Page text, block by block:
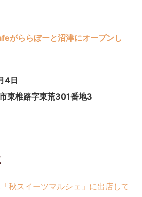
がららぽーと沼津にオープンし
4日
東椎路字東荒301番地3
秋スイーツマルシェ」に出店して